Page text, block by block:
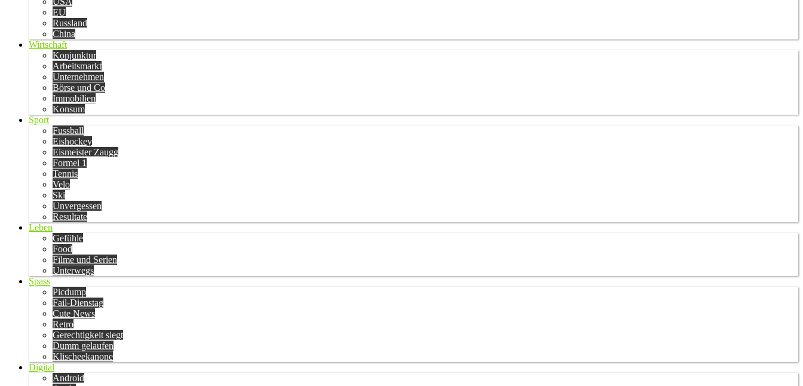
EU
Russland
China
Wirtschaft
Konjunktur
Arbeitsmarkt
Unternehmen
Börse und Co
Immobilien
Konsum
Sport
Fussball
Eishockey
Eismeister Zaugg
Formel 1
Tennis
Velo
Ski
Unvergessen
Resultate
Leben
Gefühle
Food
Filme und Serien
Unterwegs
Spass
Picdump
Fail-Dienstag
Cute News
Retro
Gerechtigkeit siegt
Dumm gelaufen
Klischeekanone
Digital
Android